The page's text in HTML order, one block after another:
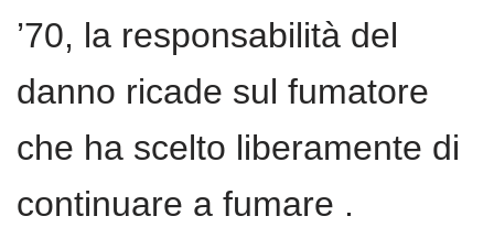
’70, la responsabilità del
danno ricade sul fumatore
che ha scelto liberamente di
continuare a fumare .